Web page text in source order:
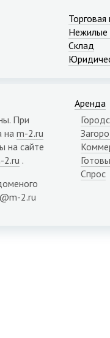
Нежилые
Склад
При
на m-2.ru
на сайте
2.ru .
2.ru
Аренда
Спрос